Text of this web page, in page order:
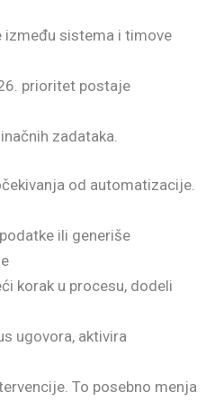
sistema i timove
prioritet postaje
zadataka.
od automatizacije.
ili generiše
korak u procesu, dodeli
ugovora, aktivira
To posebno menja